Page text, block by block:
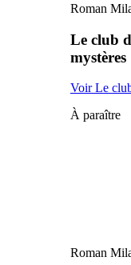
Roman
Le club
mystères
Voir Le
À paraître
Roman